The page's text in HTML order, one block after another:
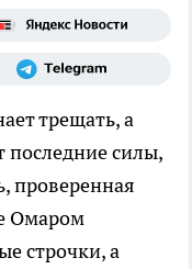
трещать, а
последние силы,
проверенная
Омаром
строчки, а